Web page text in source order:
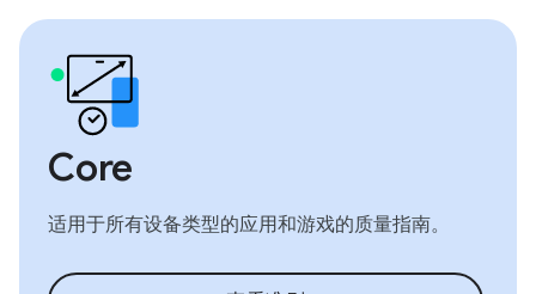
Core
适用于所有设备类型的应用和游戏的质量指南。